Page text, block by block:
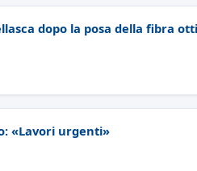
dopo la posa della fibra
«Lavori urgenti»